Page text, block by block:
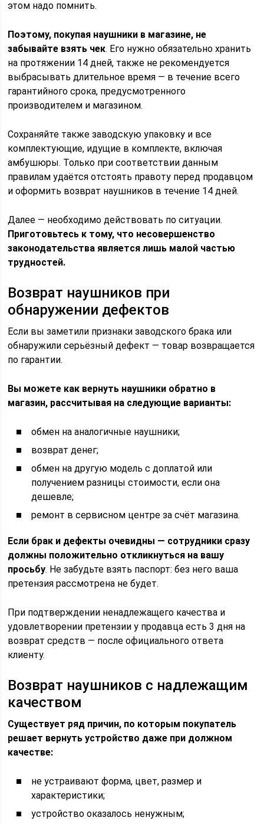
этом надо помнить.
Поэтому, покупая наушники в магазине, не
забывайте взять чек. Его нужно обязательно хранить
на протяжении 14 дней, также не рекомендуется
выбрасывать длительное время — в течение всего
гарантийного срока, предусмотренного
производителем и магазином.
Сохраняйте также заводскую упаковку и все
комплектующие, идущие в комплекте, включая
амбушюры. Только при соответствии данным
правилам удаётся отстоять правоту перед продавцом
и оформить возврат наушников в течение 14 дней.
Далее — необходимо действовать по ситуации.
Приготовьтесь к тому, что несовершенство
законодательства является лишь малой частью
трудностей.
Возврат наушников при
обнаружении дефектов
Если вы заметили признаки заводского брака или
обнаружили серьёзный дефект — товар возвращается
по гарантии.
Вы можете как вернуть наушники обратно в
магазин, рассчитывая на следующие варианты:
обмен на аналогичные наушники;
возврат денег;
обмен на другую модель с доплатой или
получением разницы стоимости, если она
дешевле;
ремонт в сервисном центре за счёт магазина.
Если брак и дефекты очевидны — сотрудники сразу
должны положительно откликнуться на вашу
просьбу. Не забудьте взять паспорт: без него ваша
претензия рассмотрена не будет.
При подтверждении ненадлежащего качества и
удовлетворении претензии у продавца есть 3 дня на
возврат средств — после официального ответа
клиенту.
Возврат наушников с надлежащим
качеством
Существует ряд причин, по которым покупатель
решает вернуть устройство даже при должном
качестве:
не устраивают форма, цвет, размер и
характеристики;
устройство оказалось ненужным;